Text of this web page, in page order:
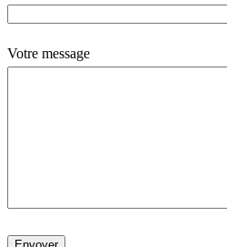
Votre message